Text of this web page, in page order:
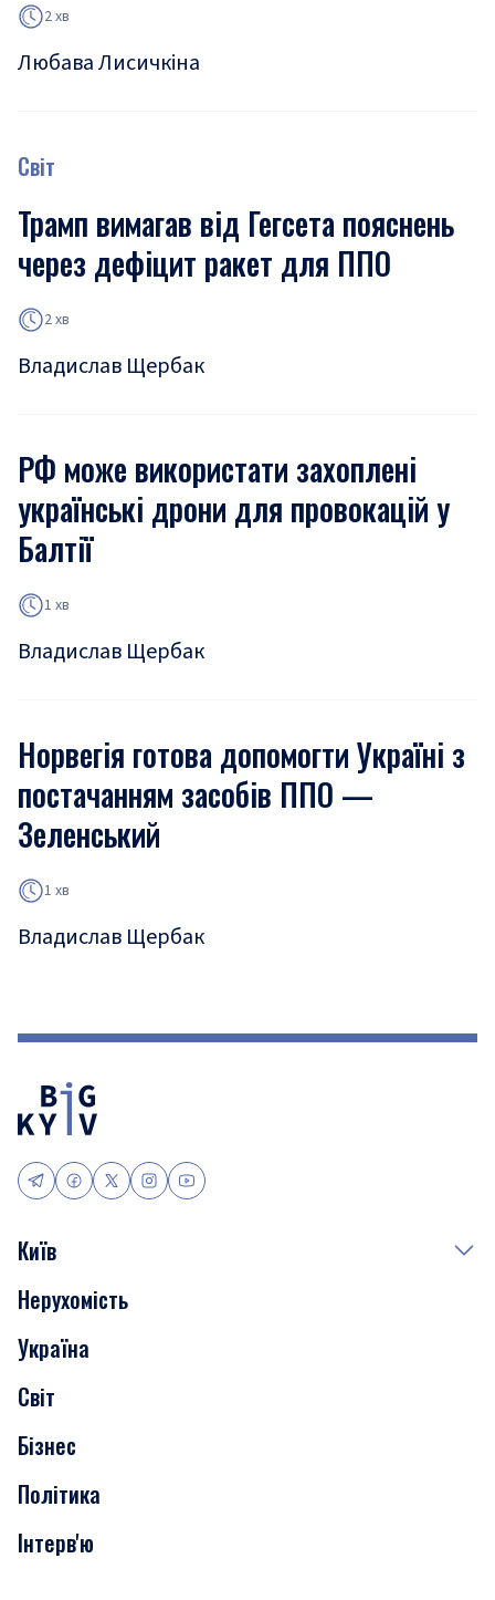
2 хв
Любава Лисичкіна
Світ
Трамп вимагав від Гегсета пояснень
через дефіцит ракет для ППО
2 хв
Владислав Щербак
РФ може використати захоплені
українські дрони для провокацій у
Балтії
1 хв
Владислав Щербак
Норвегія готова допомогти Україні з
постачанням засобів ППО —
Зеленський
1 хв
Владислав Щербак
Київ
Події
Скандали
Нерухомість
Транспорт
Нерухомість
Україна
Світ
Бізнес
Політика
Інтерв'ю